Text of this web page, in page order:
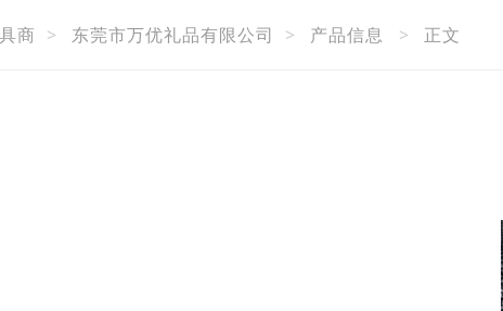
商 > 东莞市万优礼品有限公司 > 产品信息 > 正文